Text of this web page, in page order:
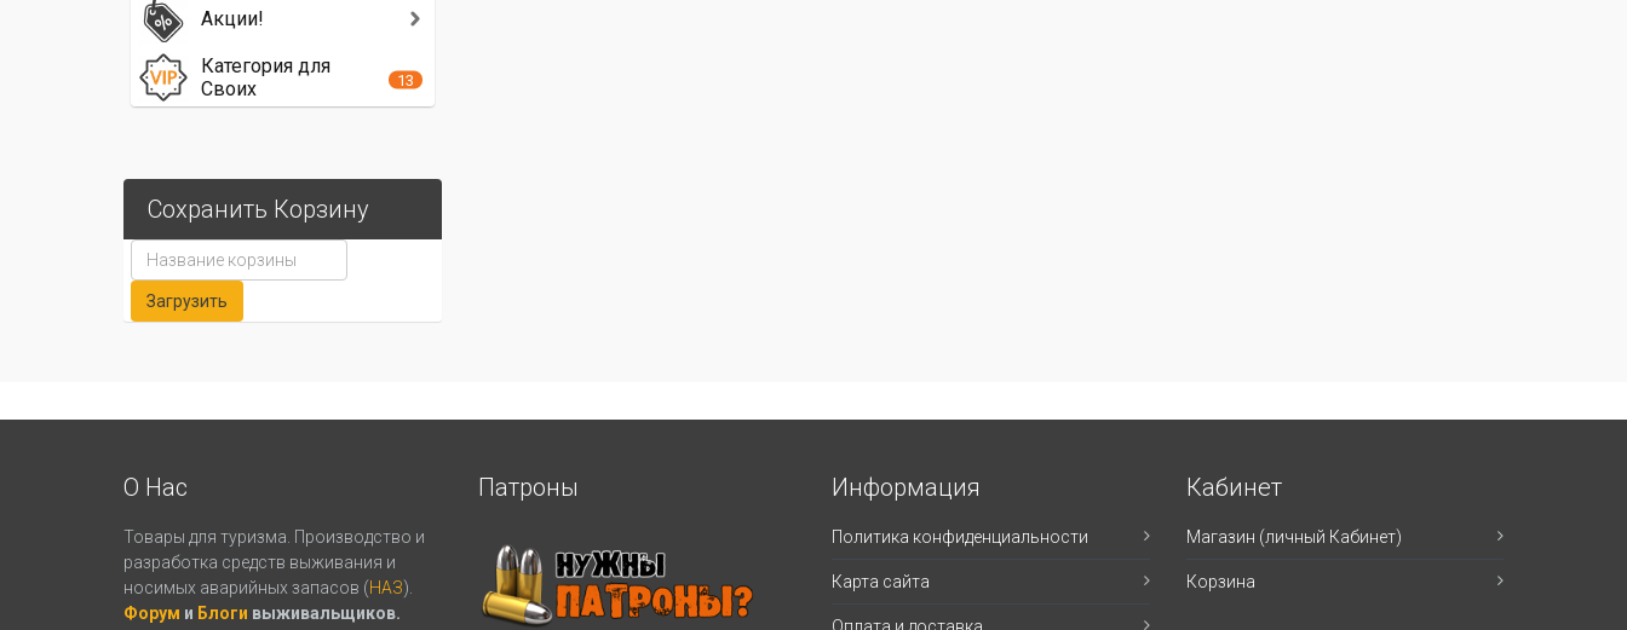
Акции!
Категория для
Своих
13
Сохранить Корзину
О Нас
Товары для туризма. Производство и
разработка средств выживания и
носимых аварийных запасов (НАЗ).
Форум и Блоги выживальщиков.
Патроны Информация
Политика конфиденциальности
Карта сайта
Кабинет
Магазин (личный Кабинет)
Корзина